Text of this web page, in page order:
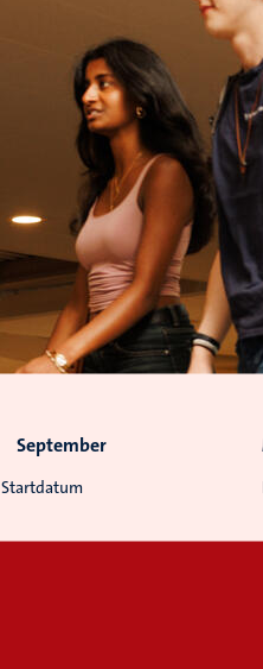
Startdatum
September